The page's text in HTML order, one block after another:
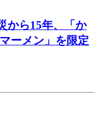
から15年、「か
ーメン」を限定